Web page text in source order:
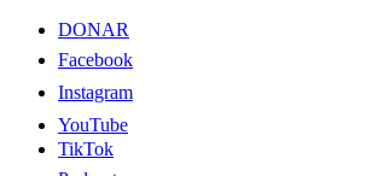
DONAR
Facebook
Instagram
YouTube
TikTok